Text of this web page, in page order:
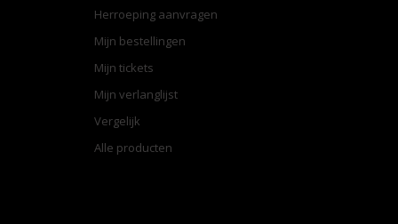
Herroeping aanvragen
Mijn bestellingen
Mijn tickets
Mijn verlanglijst
Vergelijk
Alle producten